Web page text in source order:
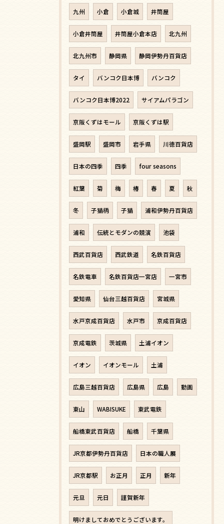
九州 小倉 小倉城 井筒屋
小倉井筒屋 井筒屋小倉本店 北九州
北九州市 静岡県 静岡伊勢丹百貨店
タイ バンコク日本博 バンコク
バンコク日本博2022 サイアムパラゴン
京阪くずはモール 京阪くずは駅
盛岡駅 盛岡市 岩手県 川徳百貨店
日本の四季 四季 four seasons
紅葉 菊 梅 椿 春 夏 秋
冬 子猫柄 子猫 浦和伊勢丹百貨店
浦和 伝統とモダンの競演 池袋
西武百貨店 西武鉄道 名鉄百貨店
名鉄電車 名鉄百貨店一宮店 一宮市
愛知県 仙台三越百貨店 宮城県
水戸京成百貨店 水戸市 京成百貨店
京成電鉄 茨城県 土浦イオン
イオン イオンモール 土浦
広島三越百貨店 広島県 広島 動画
東山 WABISUKE 東武電鉄
船橋東武百貨店 船橋 千葉県
JR京都伊勢丹百貨店 日本の職人展
JR京都駅 お正月 正月 新年
元旦 元日 謹賀新年
明けましておめでとうございます。